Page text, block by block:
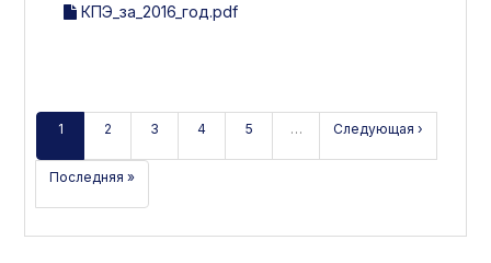
КПЭ_за_2016_год.pdf
1 2 3 4 5 … Следующая ›
Последняя »